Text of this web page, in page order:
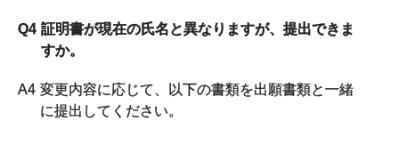
Q4 証明書が現在の氏名と異なりますが、提出できま
すか。
A4 変更内容に応じて、以下の書類を出願書類と一緒
に提出してください。